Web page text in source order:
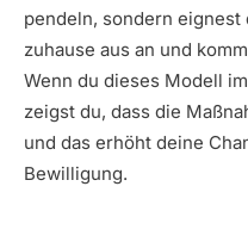
pendeln, sondern
zuhause aus an und
Wenn du dieses Modell
zeigst du, dass die
und das erhöht deine
Bewilligung.